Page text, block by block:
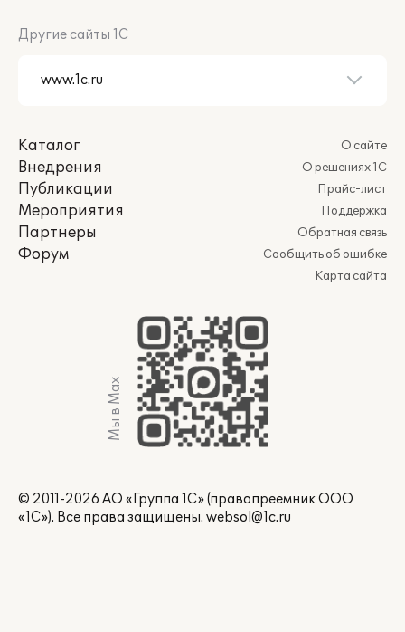
Другие сайты 1С
Каталог
Внедрения
Публикации
Мероприятия
Партнеры
Форум
О сайте
О решениях 1С
Прайс-лист
Поддержка
Обратная связь
Сообщить об ошибке
Карта сайта
Мы в Max
© 2011-2026 АО «Группа 1С» (правопреемник ООО
«1С»). Все права защищены. websol@1c.ru